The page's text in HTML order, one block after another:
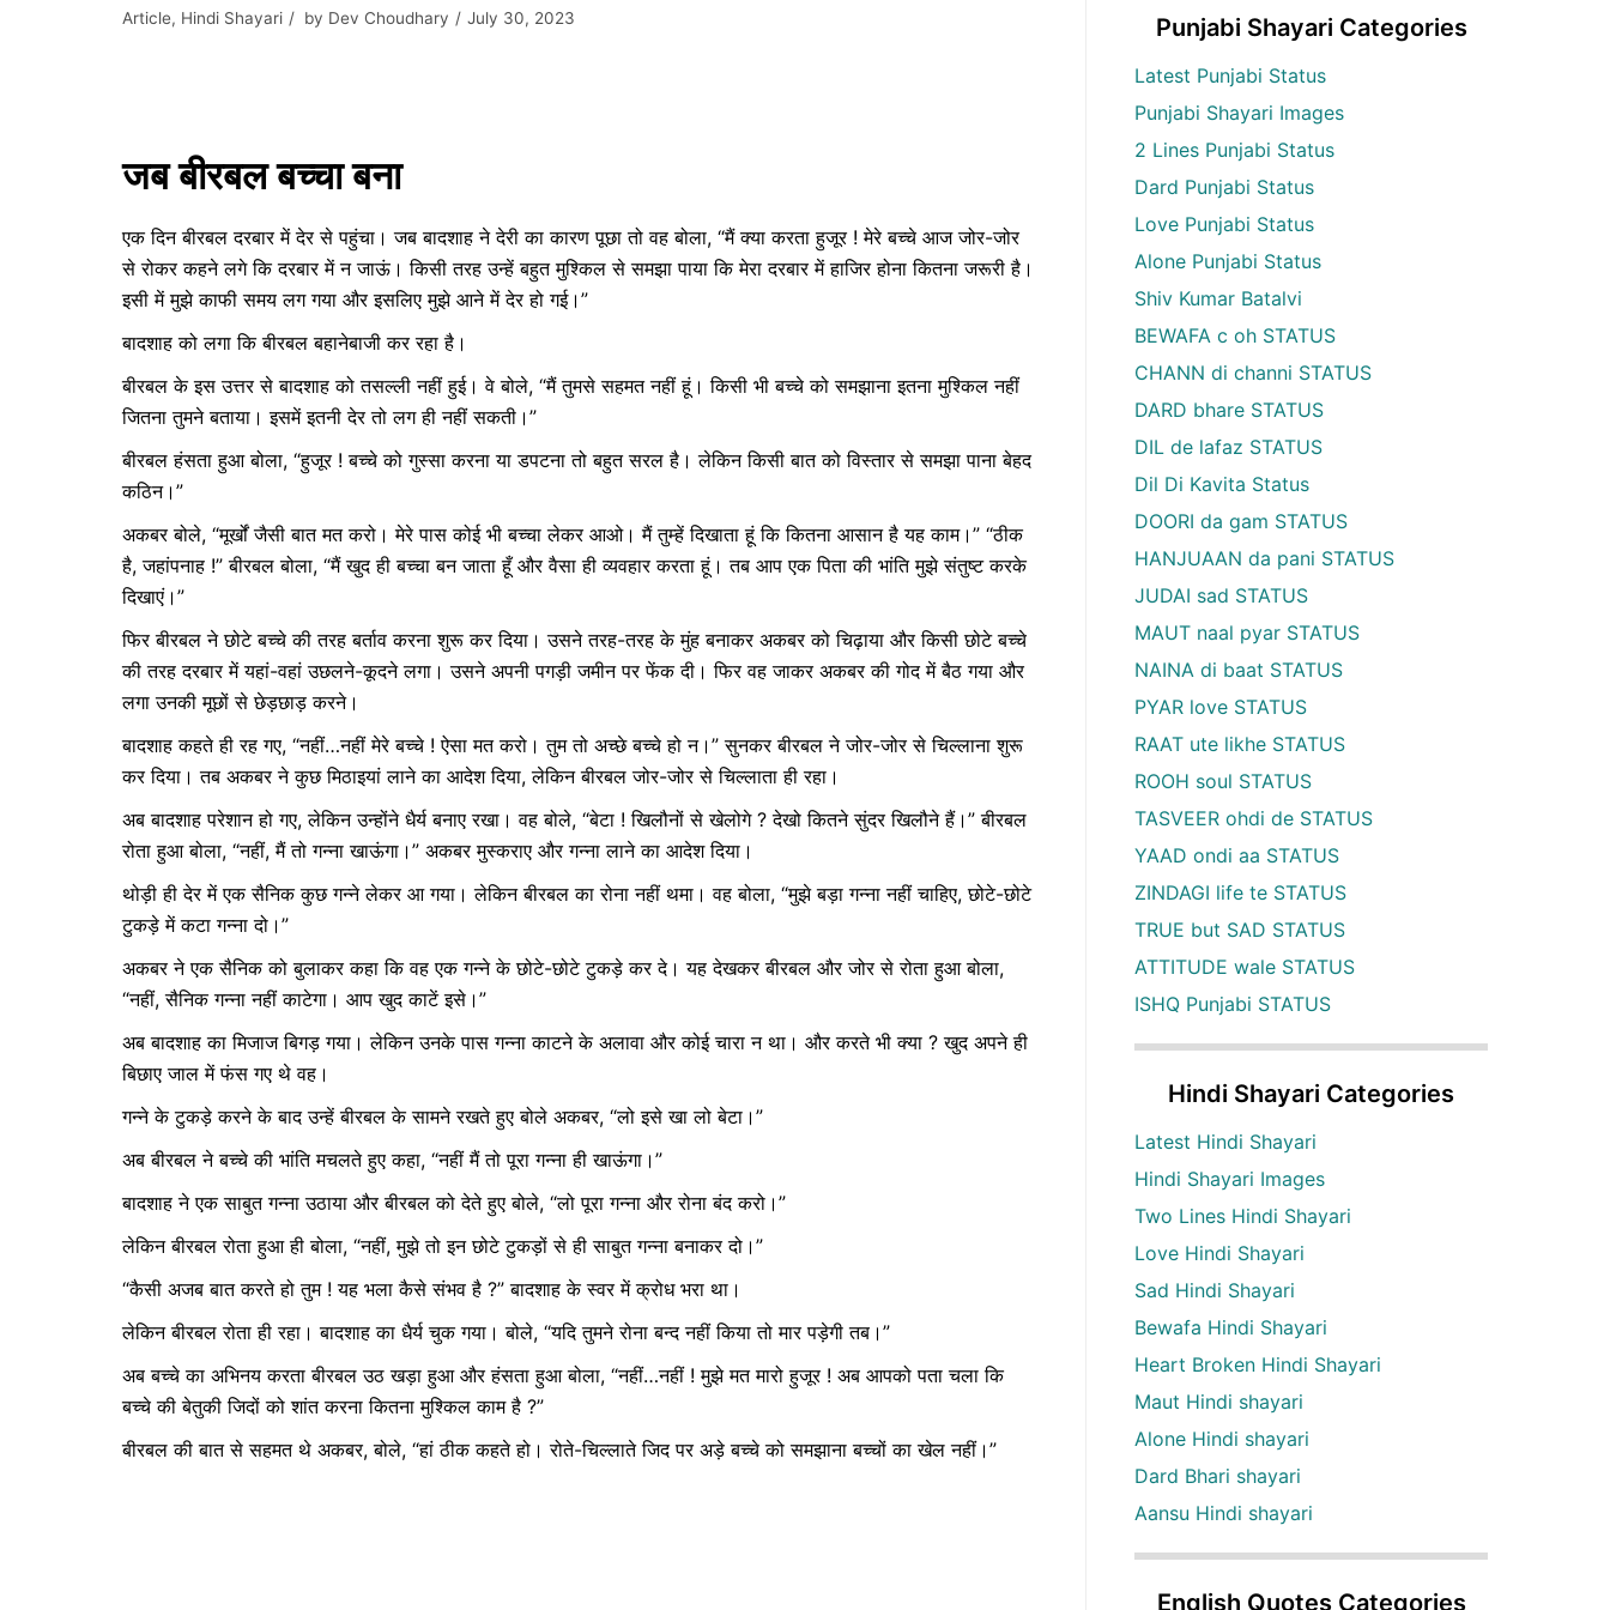
Article, Hindi Shayari by Dev Choudhary July 30, 2023
जब बीरबल बच्चा बना
एक दिन बीरबल दरबार में देर से पहुंचा। जब बादशाह ने देरी का कारण पूछा तो वह बोला, “मैं क्या करता हुजूर ! मेरे बच्चे आज जोर-जोर
से रोकर कहने लगे कि दरबार में न जाऊं। किसी तरह उन्हें बहुत मुश्किल से समझा पाया कि मेरा दरबार में हाजिर होना कितना जरूरी है।
इसी में मुझे काफी समय लग गया और इसलिए मुझे आने में देर हो गई।”
बादशाह को लगा कि बीरबल बहानेबाजी कर रहा है।
बीरबल के इस उत्तर से बादशाह को तसल्ली नहीं हुई। वे बोले, “मैं तुमसे सहमत नहीं हूं। किसी भी बच्चे को समझाना इतना मुश्किल नहीं
जितना तुमने बताया। इसमें इतनी देर तो लग ही नहीं सकती।”
बीरबल हंसता हुआ बोला, “हुजूर ! बच्चे को गुस्सा करना या डपटना तो बहुत सरल है। लेकिन किसी बात को विस्तार से समझा पाना बेहद
कठिन।”
अकबर बोले, “मूर्खों जैसी बात मत करो। मेरे पास कोई भी बच्चा लेकर आओ। मैं तुम्हें दिखाता हूं कि कितना आसान है यह काम।” “ठीक
है, जहांपनाह !” बीरबल बोला, “मैं खुद ही बच्चा बन जाता हूँ और वैसा ही व्यवहार करता हूं। तब आप एक पिता की भांति मुझे संतुष्ट करके
दिखाएं।”
फिर बीरबल ने छोटे बच्चे की तरह बर्ताव करना शुरू कर दिया। उसने तरह-तरह के मुंह बनाकर अकबर को चिढ़ाया और किसी छोटे बच्चे
की तरह दरबार में यहां-वहां उछलने-कूदने लगा। उसने अपनी पगड़ी जमीन पर फेंक दी। फिर वह जाकर अकबर की गोद में बैठ गया और
लगा उनकी मूछों से छेड़छाड़ करने।
बादशाह कहते ही रह गए, “नहीं…नहीं मेरे बच्चे ! ऐसा मत करो। तुम तो अच्छे बच्चे हो न।” सुनकर बीरबल ने जोर-जोर से चिल्लाना शुरू
कर दिया। तब अकबर ने कुछ मिठाइयां लाने का आदेश दिया, लेकिन बीरबल जोर-जोर से चिल्लाता ही रहा।
अब बादशाह परेशान हो गए, लेकिन उन्होंने धैर्य बनाए रखा। वह बोले, “बेटा ! खिलौनों से खेलोगे ? देखो कितने सुंदर खिलौने हैं।” बीरबल
रोता हुआ बोला, “नहीं, मैं तो गन्ना खाऊंगा।” अकबर मुस्कराए और गन्ना लाने का आदेश दिया।
थोड़ी ही देर में एक सैनिक कुछ गन्ने लेकर आ गया। लेकिन बीरबल का रोना नहीं थमा। वह बोला, “मुझे बड़ा गन्ना नहीं चाहिए, छोटे-छोटे
टुकड़े में कटा गन्ना दो।”
अकबर ने एक सैनिक को बुलाकर कहा कि वह एक गन्ने के छोटे-छोटे टुकड़े कर दे। यह देखकर बीरबल और जोर से रोता हुआ बोला,
“नहीं, सैनिक गन्ना नहीं काटेगा। आप खुद काटें इसे।”
अब बादशाह का मिजाज बिगड़ गया। लेकिन उनके पास गन्ना काटने के अलावा और कोई चारा न था। और करते भी क्या ? खुद अपने ही
बिछाए जाल में फंस गए थे वह।
गन्ने के टुकड़े करने के बाद उन्हें बीरबल के सामने रखते हुए बोले अकबर, “लो इसे खा लो बेटा।”
अब बीरबल ने बच्चे की भांति मचलते हुए कहा, “नहीं मैं तो पूरा गन्ना ही खाऊंगा।”
बादशाह ने एक साबुत गन्ना उठाया और बीरबल को देते हुए बोले, “लो पूरा गन्ना और रोना बंद करो।”
लेकिन बीरबल रोता हुआ ही बोला, “नहीं, मुझे तो इन छोटे टुकड़ों से ही साबुत गन्ना बनाकर दो।”
“कैसी अजब बात करते हो तुम ! यह भला कैसे संभव है ?” बादशाह के स्वर में क्रोध भरा था।
लेकिन बीरबल रोता ही रहा। बादशाह का धैर्य चुक गया। बोले, “यदि तुमने रोना बन्द नहीं किया तो मार पड़ेगी तब।”
अब बच्चे का अभिनय करता बीरबल उठ खड़ा हुआ और हंसता हुआ बोला, “नहीं…नहीं ! मुझे मत मारो हुजूर ! अब आपको पता चला कि
बच्चे की बेतुकी जिदों को शांत करना कितना मुश्किल काम है ?”
बीरबल की बात से सहमत थे अकबर, बोले, “हां ठीक कहते हो। रोते-चिल्लाते जिद पर अड़े बच्चे को समझाना बच्चों का खेल नहीं।”
Punjabi Shayari Categories
Latest Punjabi Status
Punjabi Shayari Images
2 Lines Punjabi Status
Dard Punjabi Status
Love Punjabi Status
Alone Punjabi Status
Shiv Kumar Batalvi
BEWAFA c oh STATUS
CHANN di channi STATUS
DARD bhare STATUS
DIL de lafaz STATUS
Dil Di Kavita Status
DOORI da gam STATUS
HANJUAAN da pani STATUS
JUDAI sad STATUS
MAUT naal pyar STATUS
NAINA di baat STATUS
PYAR love STATUS
RAAT ute likhe STATUS
ROOH soul STATUS
TASVEER ohdi de STATUS
YAAD ondi aa STATUS
ZINDAGI life te STATUS
TRUE but SAD STATUS
ATTITUDE wale STATUS
ISHQ Punjabi STATUS
Hindi Shayari Categories
Latest Hindi Shayari
Hindi Shayari Images
Two Lines Hindi Shayari
Love Hindi Shayari
Sad Hindi Shayari
Bewafa Hindi Shayari
Heart Broken Hindi Shayari
Maut Hindi shayari
Alone Hindi shayari
Dard Bhari shayari
Aansu Hindi shayari
English Quotes Categories